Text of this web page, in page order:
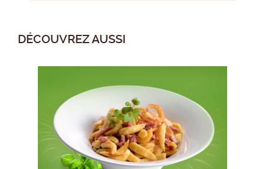
DÉCOUVREZ AUSSI